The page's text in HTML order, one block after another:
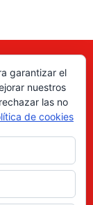
autónomos,
¡Valore sus
tomar la decisión
y
locales.
los derechos
garantizar el
nuestros
las no
de cookies